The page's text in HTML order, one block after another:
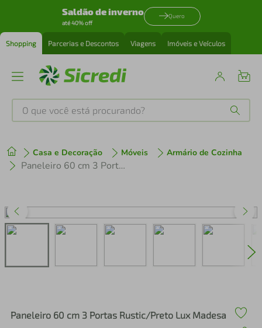
Saldão de inverno
até 40% off
Quero
Shopping Parcerias e Descontos Viagens Imóveis e Veículos
O que você está procurando?
Casa e Decoração Móveis Armário de Cozinha
Paneleiro 60 cm 3 Portas Rustic/Preto Lux Madesa
Paneleiro 60 cm 3 Portas Rustic/Preto Lux Madesa
1º tenis
perfume